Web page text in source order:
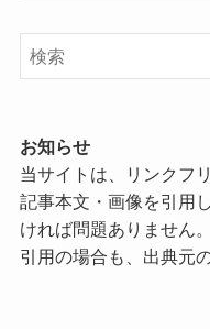
お知らせ
当サイトは、リンクフ
記事本文・画像を引用
ければ問題ありません。
引用の場合も、出典元